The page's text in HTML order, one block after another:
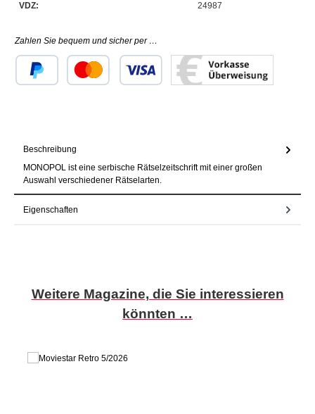
VDZ: 24987
Zahlen Sie bequem und sicher per …
Beschreibung
MONOPOL ist eine serbische Rätselzeitschrift mit einer großen
Auswahl verschiedener Rätselarten.
Eigenschaften
Produktgalerie überspringen
Weitere Magazine, die Sie interessieren
könnten …